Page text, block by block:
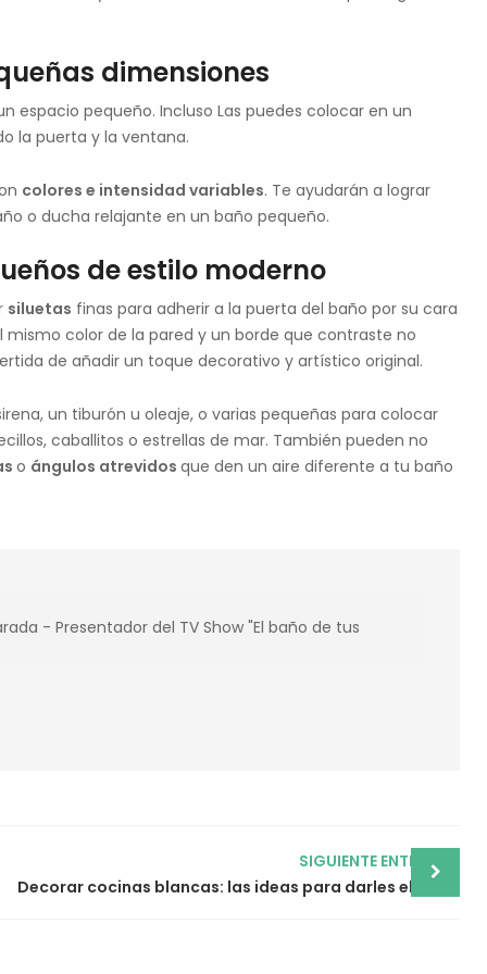
dimensiones
espacio pequeño. Incluso Las puedes colocar en un
la puerta y la ventana.
colores e intensidad variables. Te ayudarán a lograr
o ducha relajante en un baño pequeño.
de estilo moderno
siluetas finas para adherir a la puerta del baño por su cara
color de la pared y un borde que contraste no
de añadir un toque decorativo y artístico original.
un tiburón u oleaje, o varias pequeñas para colocar
caballitos o estrellas de mar. También pueden no
o ángulos atrevidos que den un aire diferente a tu baño
- Presentador del TV Show "El baño de tus
SIGUIENTE ENTRADA